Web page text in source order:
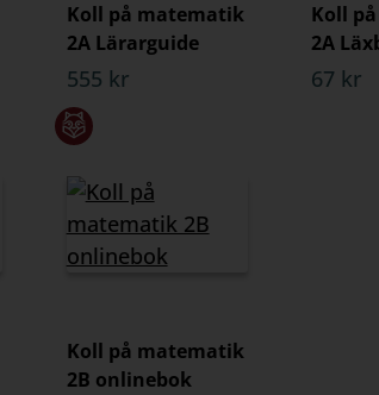
Koll på matematik
2A Lärarguide
555 kr
Koll
2A
67 kr
Koll på matematik
2B onlinebok